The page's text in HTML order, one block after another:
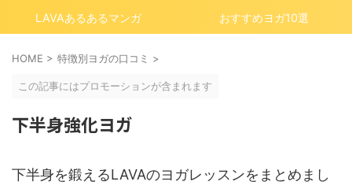
LAVAあるあるマンガ おすすめヨガ10選
HOME > 特徴別ヨガの口コミ >
この記事にはプロモーションが含まれます
下半身強化ヨガ
下半身を鍛えるLAVAのヨガレッスンをまとめまし